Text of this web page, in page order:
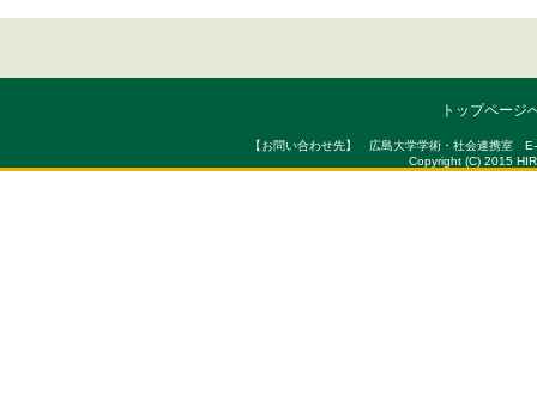
トップページ
【お問い合わせ先】 広島大学学術・社会連携室 E-
Copyright (C) 2015